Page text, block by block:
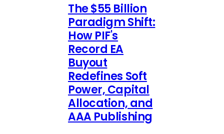
The $55 Billion
Paradigm Shift:
How PIF's
Record EA
Buyout
Redefines Soft
Power, Capital
Allocation, and
AAA Publishing